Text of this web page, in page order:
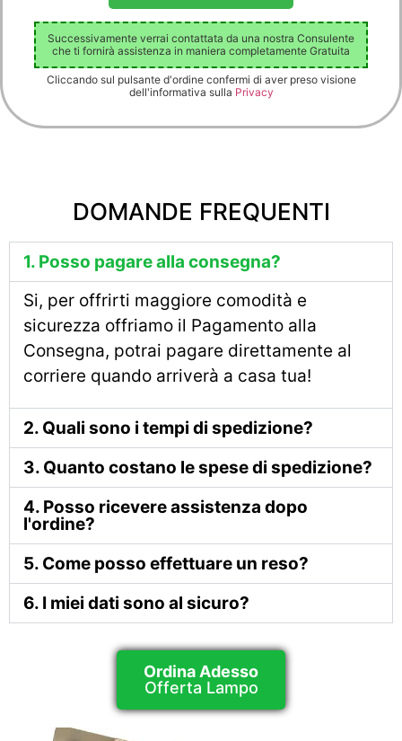
Successivamente verrai contattata da una nostra Consulente
che ti fornirà assistenza in maniera completamente Gratuita
Cliccando sul pulsante d'ordine confermi di aver preso visione
dell'informativa sulla Privacy
DOMANDE FREQUENTI
1. Posso pagare alla consegna?
Si, per offrirti maggiore comodità e
sicurezza offriamo il Pagamento alla
Consegna, potrai pagare direttamente al
corriere quando arriverà a casa tua!
2. Quali sono i tempi di spedizione?
3. Quanto costano le spese di spedizione?
4. Posso ricevere assistenza dopo
l'ordine?
5. Come posso effettuare un reso?
6. I miei dati sono al sicuro?
Ordina Adesso
Offerta Lampo